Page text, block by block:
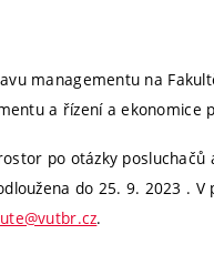
managementu na
a řízení a ekonomice
po otázky
do 25. 9. 2023 . V
.